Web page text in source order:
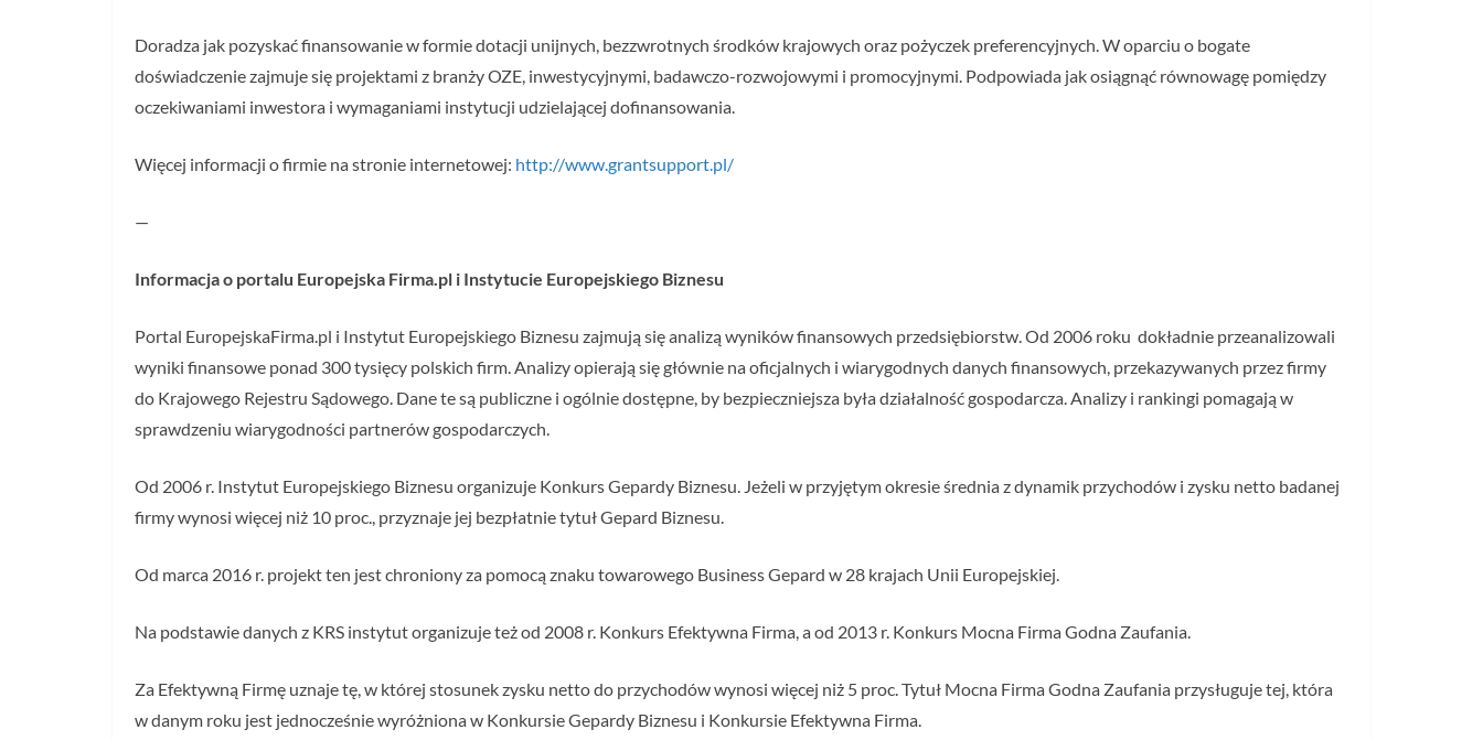
Doradza jak pozyskać finansowanie w formie dotacji unijnych, bezzwrotnych środków krajowych oraz pożyczek preferencyjnych. W oparciu o bogate
doświadczenie zajmuje się projektami z branży OZE, inwestycyjnymi, badawczo-rozwojowymi i promocyjnymi. Podpowiada jak osiągnąć równowagę pomiędzy
oczekiwaniami inwestora i wymaganiami instytucji udzielającej dofinansowania.
Więcej informacji o firmie na stronie internetowej: http://www.grantsupport.pl/
—
Informacja o portalu Europejska Firma.pl i Instytucie Europejskiego Biznesu
Portal EuropejskaFirma.pl i Instytut Europejskiego Biznesu zajmują się analizą wyników finansowych przedsiębiorstw. Od 2006 roku dokładnie przeanalizowali
wyniki finansowe ponad 300 tysięcy polskich firm. Analizy opierają się głównie na oficjalnych i wiarygodnych danych finansowych, przekazywanych przez firmy
do Krajowego Rejestru Sądowego. Dane te są publiczne i ogólnie dostępne, by bezpieczniejsza była działalność gospodarcza. Analizy i rankingi pomagają w
sprawdzeniu wiarygodności partnerów gospodarczych.
Od 2006 r. Instytut Europejskiego Biznesu organizuje Konkurs Gepardy Biznesu. Jeżeli w przyjętym okresie średnia z dynamik przychodów i zysku netto badanej
firmy wynosi więcej niż 10 proc., przyznaje jej bezpłatnie tytuł Gepard Biznesu.
Od marca 2016 r. projekt ten jest chroniony za pomocą znaku towarowego Business Gepard w 28 krajach Unii Europejskiej.
Na podstawie danych z KRS instytut organizuje też od 2008 r. Konkurs Efektywna Firma, a od 2013 r. Konkurs Mocna Firma Godna Zaufania.
Za Efektywną Firmę uznaje tę, w której stosunek zysku netto do przychodów wynosi więcej niż 5 proc. Tytuł Mocna Firma Godna Zaufania przysługuje tej, która
w danym roku jest jednocześnie wyróżniona w Konkursie Gepardy Biznesu i Konkursie Efektywna Firma.